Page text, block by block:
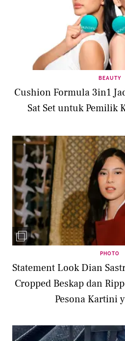
BEAUTY
Cushion Formula 3in1
Sat Set untuk Pemilik
PHOTO
Statement Look Dian
Cropped Beskap dan
Pesona Kartini